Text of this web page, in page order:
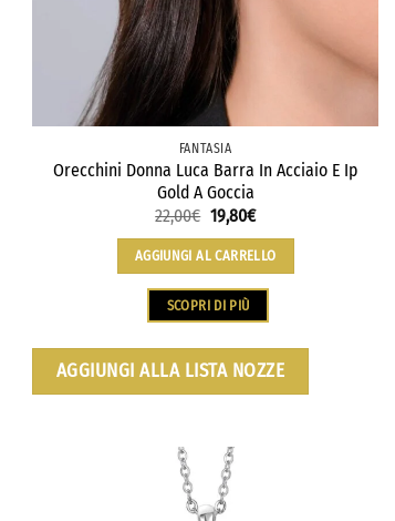
FANTASIA
Orecchini Donna Luca Barra In Acciaio E Ip
Gold A Goccia
22,00€ 19,80€
AGGIUNGI AL CARRELLO
SCOPRI DI PIÙ
AGGIUNGI ALLA LISTA NOZZE